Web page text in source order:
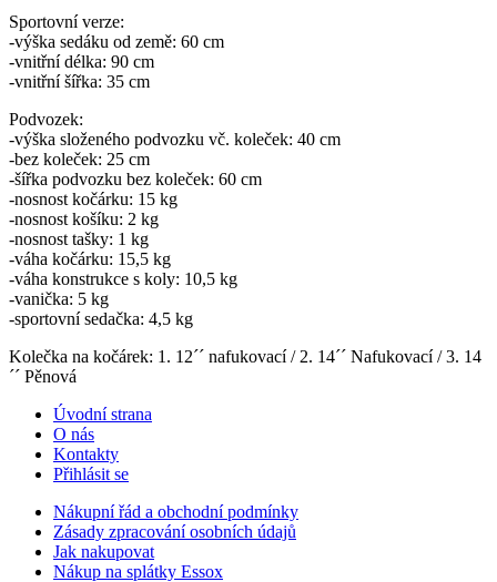
Sportovní verze:
-výška sedáku od země: 60 cm
-vnitřní délka: 90 cm
-vnitřní šířka: 35 cm
Podvozek:
-výška složeného podvozku vč. koleček: 40 cm
-bez koleček: 25 cm
-šířka podvozku bez koleček: 60 cm
-nosnost kočárku: 15 kg
-nosnost košíku: 2 kg
-nosnost tašky: 1 kg
-váha kočárku: 15,5 kg
-váha konstrukce s koly: 10,5 kg
-vanička: 5 kg
-sportovní sedačka: 4,5 kg
Kolečka na kočárek: 1. 12´´ nafukovací / 2. 14´´ Nafukovací / 3. 14
´´ Pěnová
Úvodní strana
O nás
Kontakty
Přihlásit se
Nákupní řád a obchodní podmínky
Zásady zpracování osobních údajů
Jak nakupovat
Nákup na splátky Essox